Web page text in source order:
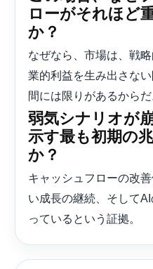
ローがそれほど
か？
なぜなら、市場は、戦
業的利益を生み出さな
間には限りがあるからだ
弱気シナリオが
示す最も初期の
か？
キャッシュフローの改
い成長の継続、そして
っているという証拠。